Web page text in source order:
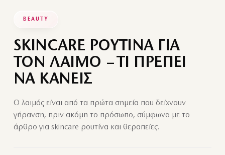
BEAUTY
SKINCARE ΡΟΥΤΙΝΑ ΓΙΑ
ΤΟΝ ΛΑΙΜΟ – ΤΙ ΠΡΕΠΕΙ
ΝΑ ΚΑΝΕΙΣ
Ο λαιμός είναι από τα πρώτα σημεία που δείχνουν
γήρανση, πριν ακόμη το πρόσωπο, σύμφωνα με το
άρθρο για skincare ρουτίνα και θεραπείες.